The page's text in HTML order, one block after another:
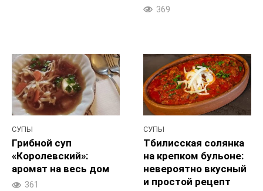
369
СУПЫ
Грибной суп
«Королевский»:
аромат на весь дом
361
СУПЫ
Тбилисская солянка
на крепком бульоне:
невероятно вкусный
и простой рецепт